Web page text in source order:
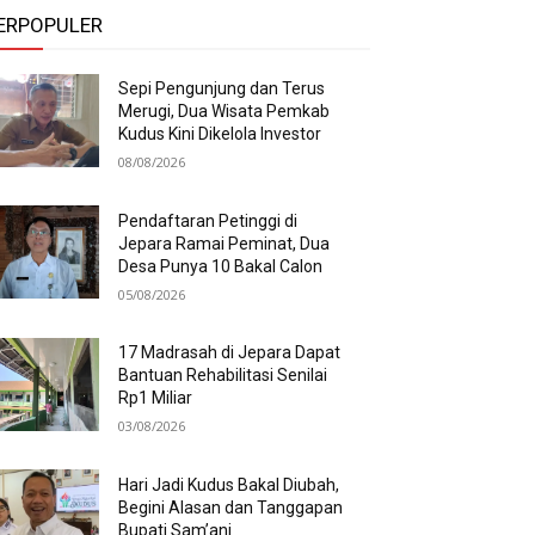
Sepi Pengunjung dan Terus
Merugi, Dua Wisata Pemkab
Kudus Kini Dikelola Investor
08/08/2026
Pendaftaran Petinggi di
Jepara Ramai Peminat, Dua
Desa Punya 10 Bakal Calon
05/08/2026
17 Madrasah di Jepara Dapat
Bantuan Rehabilitasi Senilai
Rp1 Miliar
03/08/2026
Hari Jadi Kudus Bakal Diubah,
Begini Alasan dan Tanggapan
Bupati Sam’ani